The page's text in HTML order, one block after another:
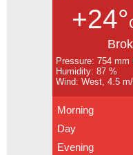
+24°
Pressure: 754 mm
Humidity: 87 %
Wind: West, 4.5
Morning
Day
Evening